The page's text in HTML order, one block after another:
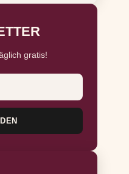
gratis!